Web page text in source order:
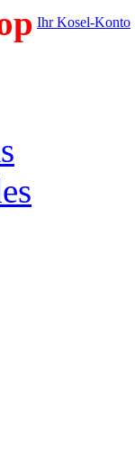
Ihr Kosel-Konto